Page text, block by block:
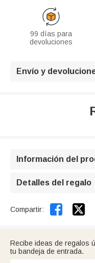
99 días para
devoluciones
Envío y
Información del
Detalles del regalo
Compartir: 
Recibe ideas de regalos
tu bandeja de entrada.